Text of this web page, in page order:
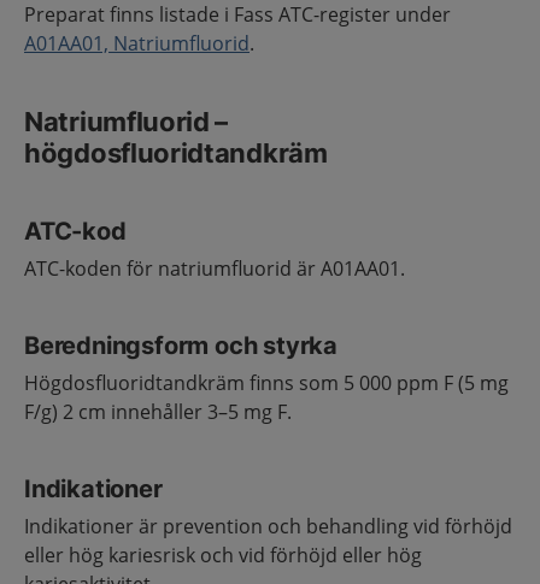
Preparat finns listade i Fass ATC-register under
A01AA01, Natriumfluorid.
Natriumfluorid –
högdosfluoridtandkräm
ATC-kod
ATC-koden för natriumfluorid är A01AA01.
Beredningsform och styrka
Högdosfluoridtandkräm finns som 5 000 ppm F (5 mg
F/g) 2 cm innehåller 3–5 mg F.
Indikationer
Indikationer är prevention och behandling vid förhöjd
eller hög kariesrisk och vid förhöjd eller hög